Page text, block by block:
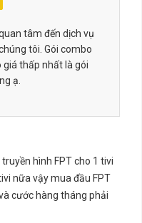
tâm đến dịch vụ
tôi. Gói combo
thấp nhất là gói
ạ.
hình FPT cho 1 tivi
nữa vậy mua đầu FPT
cước hàng tháng phải